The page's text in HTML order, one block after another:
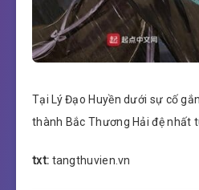
Tại Lý Đạo Huyền dưới sự cố
thành Bắc Thương Hải đệ nhất
txt: tangthuvien.vn